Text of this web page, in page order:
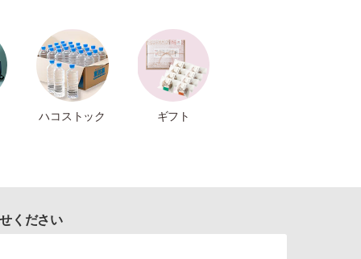
ハコストック ギフト
ください